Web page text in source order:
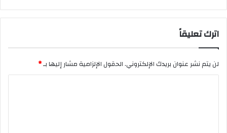
اترك تعليقاً
لن يتم نشر عنوان بريدك الإلكتروني.الحقول الإلزامية مشار إليها بـ*